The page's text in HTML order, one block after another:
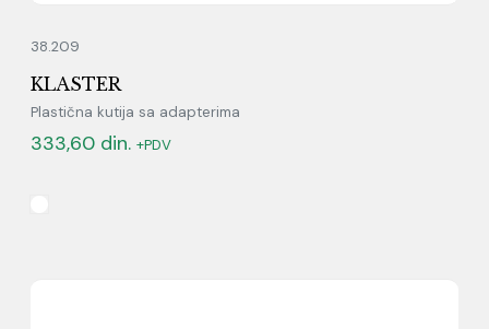
38.209
KLASTER
Plastična kutija sa adapterima
333,60 din. +PDV